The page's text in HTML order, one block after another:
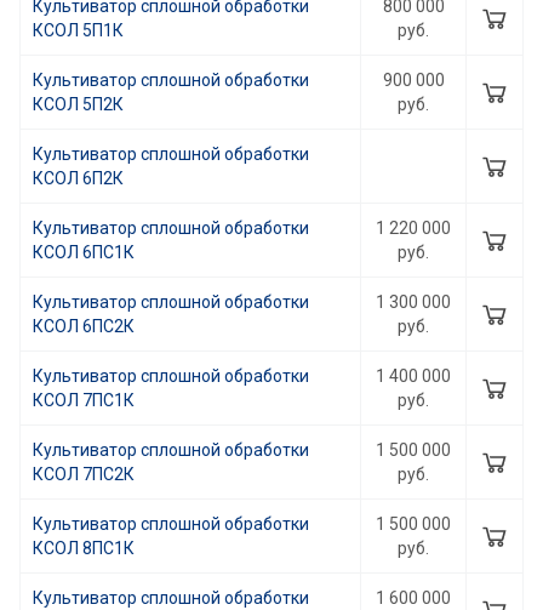
Культиватор сплошной обработки
КСОЛ 5П1К
800 000
руб.
Культиватор сплошной обработки
КСОЛ 5П2К
900 000
руб.
Культиватор сплошной обработки
КСОЛ 6П2К
Культиватор сплошной обработки
КСОЛ 6ПC1К
1 220 000
руб.
Культиватор сплошной обработки
КСОЛ 6ПC2К
1 300 000
руб.
Культиватор сплошной обработки
КСОЛ 7ПC1К
1 400 000
руб.
Культиватор сплошной обработки
КСОЛ 7ПC2К
1 500 000
руб.
Культиватор сплошной обработки
КСОЛ 8ПC1К
1 500 000
руб.
Культиватор сплошной обработки
1 600 000